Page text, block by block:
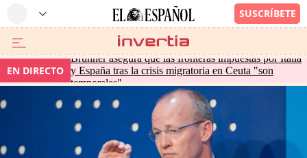
EN DIRECTO
Brunner asegura que las fronteras impuestas por Italia
y España tras la crisis migratoria en Ceuta "son
temporales"